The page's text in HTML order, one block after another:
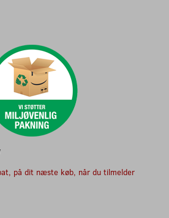
på dit næste køb, når du tilmelder